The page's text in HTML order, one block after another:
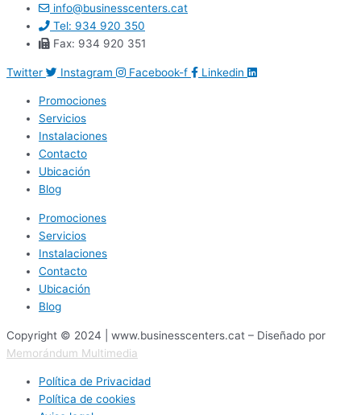
info@businesscenters.cat
Tel: 934 920 350
Fax: 934 920 351
Twitter Instagram Facebook-f Linkedin
Promociones
Servicios
Instalaciones
Contacto
Ubicación
Blog
Promociones
Servicios
Instalaciones
Contacto
Ubicación
Blog
Copyright © 2024 | www.businesscenters.cat – Diseñado por
Memorándum Multimedia
Política de Privacidad
Política de cookies